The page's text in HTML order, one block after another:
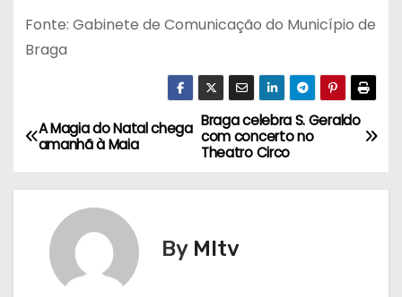
Fonte: Gabinete de Comunicação do Município de
Braga
N
Braga celebra S. Geraldo
com concerto no
Theatro Circo
A Magia do Natal chega
amanhã à Maia
By MItv